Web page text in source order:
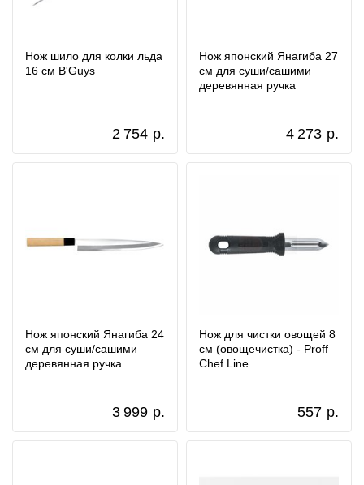
Нож шило для колки льда
16 см B'Guys
2 754 р.
Нож японский Янагиба 27
см для суши/сашими
деревянная ручка
4 273 р.
Нож японский Янагиба 24
см для суши/сашими
деревянная ручка
3 999 р.
Нож для чистки овощей 8
см (овощечистка) - Proff
Chef Line
557 р.